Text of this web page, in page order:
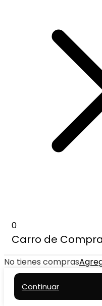
0
Carro de
No tienes compras
Continuar